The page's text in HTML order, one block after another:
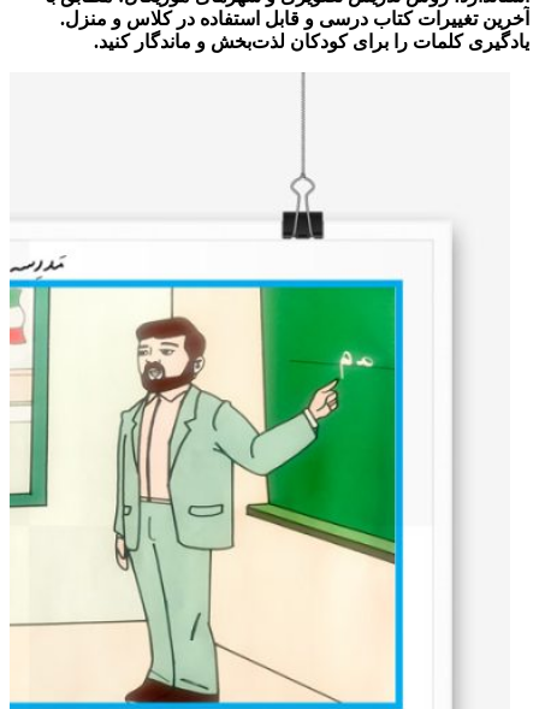
نگاره
به
آخرین تغییرات کتاب درسی و قابل استفاده در کلاس و منزل.
یادگیری کلمات را برای کودکان لذت‌بخش و ماندگار کنید.